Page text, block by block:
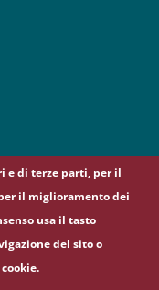
Aldo Moro 5,
e di terze parti, per il
il miglioramento dei
usa il tasto
del sito o